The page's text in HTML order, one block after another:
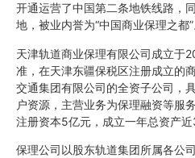
开通运营了中国第二条地铁线路，
地，被业内誉为“中国商业保理之都”
天津轨道商业保理有限公司成立于
准，在天津东疆保税区注册成立的
交通集团有限公司的全资子公司，
户资源，主营业务为保理融资等服
注册资本5亿元，成立一年总资产近
保理公司以股东轨道集团所属各公